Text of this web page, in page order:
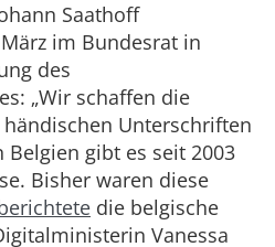
Saathoff
im Bundesrat in
des
„Wir schaffen die
Unterschriften
Belgien gibt es seit 2003
Bisher waren diese
die belgische
Vanessa